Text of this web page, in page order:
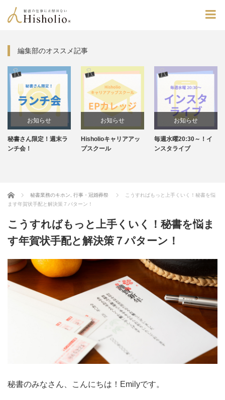
編集部のオススメ記事
お知らせ
秘書さん限定！週末ラ
ンチ会！
お知らせ
Hisholioキャリアアッ
プスクール
お知らせ
毎週水曜20:30～！イ
ンスタライブ
Home 秘書業務のキホン 行事・冠婚葬祭
こうすればもっと上手くいく！秘書を悩
ます年賀状手配と解決策７パターン！
こうすればもっと上手くいく！秘書を悩ま
す年賀状手配と解決策７パターン！
秘書のみなさん、こんにちは！Emilyです。